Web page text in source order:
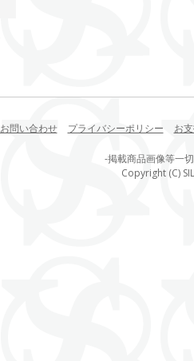
お問い合わせ プライバシーポリシー お
-掲載商品画像等一
Copyright (C)